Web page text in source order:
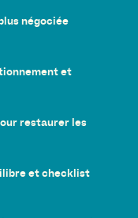
négociée
et
restaurer les
et checklist